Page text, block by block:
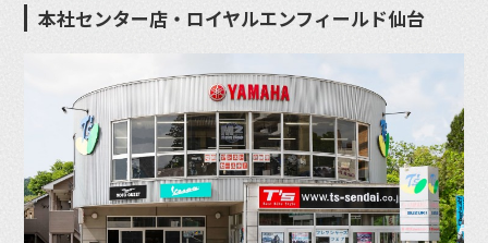
本社センター店・ロイヤルエンフィールド仙台